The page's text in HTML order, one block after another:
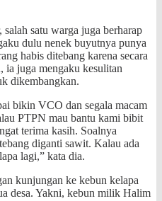
satu warga juga berharap
dulu nenek buyutnya punya
habis ditebang karena secara
ia juga mengaku kesulitan
dikembangkan.
bikin VCO dan segala macam
PTPN mau bantu kami bibit
terima kasih. Soalnya
diganti sawit. Kalau ada
lagi,” kata dia.
kunjungan ke kebun kelapa
desa. Yakni, kebun milik Halim